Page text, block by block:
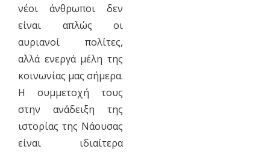
νέοι άνθρωποι δεν
είναι απλώς οι
αυριανοί πολίτες,
αλλά ενεργά μέλη της
κοινωνίας μας σήμερα.
Η συμμετοχή τους
στην ανάδειξη της
ιστορίας της Νάουσας
είναι ιδιαίτερα